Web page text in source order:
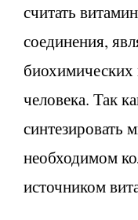
считать
соединения,
биохимических
человека. Так
синтезировать
необходимом
источником